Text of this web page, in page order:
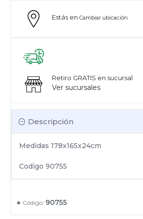
Código: 90755
Descripción
Medidas 178x165x24cm
Codigo 90755
Estás en Cambiar ubicación
Retiro GRATIS en sucursal
Ver sucursales